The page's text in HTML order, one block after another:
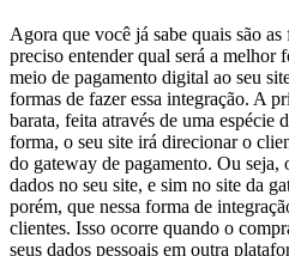
Agora que você já sabe quais são
preciso entender qual será a melhor
meio de pagamento digital ao seu
formas de fazer essa integração. A
barata, feita através de uma espécie
forma, o seu site irá direcionar o
do gateway de pagamento. Ou seja,
dados no seu site, e sim no site da
porém, que nessa forma de
clientes. Isso ocorre quando o
seus dados pessoais em outra